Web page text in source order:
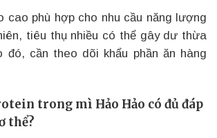
cao phù hợp cho nhu cầu năng lượng
tiêu thụ nhiều có thể gây dư thừa
đó, cần theo dõi khẩu phần ăn hàng
trong mì Hảo Hảo có đủ đáp
thể?